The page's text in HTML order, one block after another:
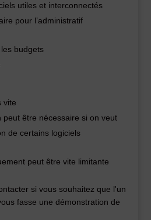
utiles et interconnectés
pour l’administratif
budgets
vite
peut être nécessaire si on veut
de certains logiciels
peut être vite limitante
si vous souhaitez que l'un
fasse une démonstration de